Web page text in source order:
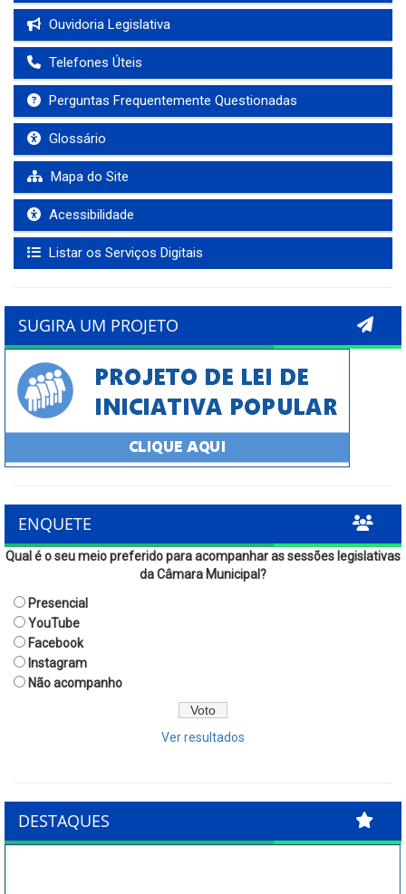
Ouvidoria Legislativa
Telefones Úteis
Perguntas Frequentemente Questionadas
Glossário
Mapa do Site
Acessibilidade
Listar os Serviços Digitais
SUGIRA UM PROJETO
ENQUETE
Qual é o seu meio preferido para acompanhar as sessões legislativas
da Câmara Municipal?
Presencial
YouTube
Facebook
Instagram
Não acompanho
Ver resultados
DESTAQUES